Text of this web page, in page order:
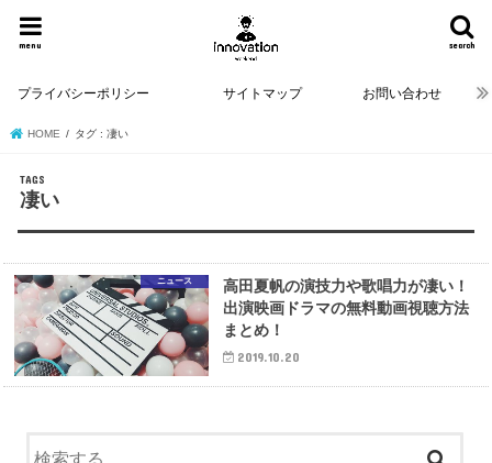
search
menu
プライバシーポリシー サイトマップ お問い合わせ
HOME タグ : 凄い
凄い
ニュース
高田夏帆の演技力や歌唱力が凄い！
出演映画ドラマの無料動画視聴方法
まとめ！
2019.10.20